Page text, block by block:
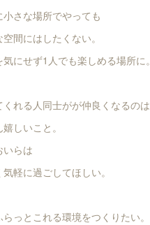
小さな場所でやっても
間にはしたくない。
気にせず1人でも楽しめる場所に。
くれる人同士がが仲良くなるのは
しいこと。
いらは
軽に過ごしてほしい。
っとこれる環境をつくりたい。